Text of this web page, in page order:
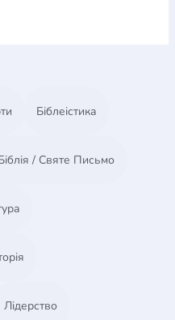
Біблеістика
/ Святе Письмо
Лідерство